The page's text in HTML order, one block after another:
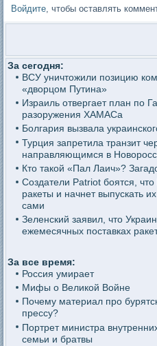
Войдите , чтобы оставлять
За сегодня:
ВСУ уничтожили позицию
«дворцом Путина»
Израиль отвергает план по
разоружения ХАМАСа
Болгария вызвала
Турция запретила транзит
направляющимся в
Кто такой «Пал Лаич»?
Создатели Patriot боятся,
ракеты и начнет выпускать
сами
Зеленский заявил, что
ежемесячных поставках
За все время:
Россия умирает
Мифы о Великой Войне
Почему материал про
прессу?
Портрет министра
семьи и братвы